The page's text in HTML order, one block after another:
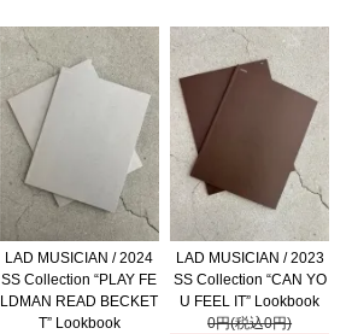
LAD MUSICIAN / 2024
SS Collection “PLAY FE
LDMAN READ BECKET
T” Lookbook
LAD MUSICIAN / 2023
SS Collection “CAN YO
U FEEL IT” Lookbook
0円(税込0円)